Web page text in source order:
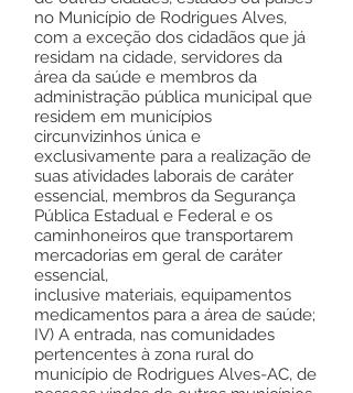
no Município de Rodrigues Alves,
com a exceção dos cidadãos que já
residam na cidade, servidores da
área da saúde e membros da
administração pública municipal que
residem em municípios
circunvizinhos única e
exclusivamente para a realização de
suas atividades laborais de caráter
essencial, membros da Segurança
Pública Estadual e Federal e os
caminhoneiros que transportarem
mercadorias em geral de caráter
essencial,
inclusive materiais, equipamentos
medicamentos para a área de saúde;
IV) A entrada, nas comunidades
pertencentes à zona rural do
município de Rodrigues Alves-AC, de